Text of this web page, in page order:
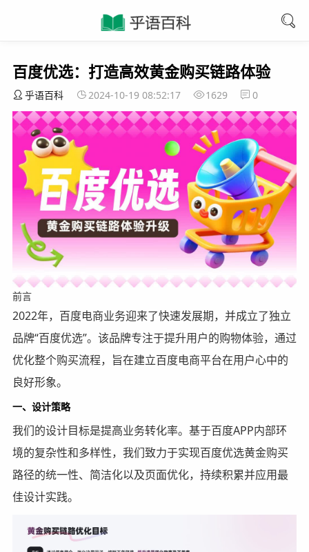
百度优选：打造高效黄金购买链路体验
乎语百科 2024-10-19 08:52:17 1629 0
前言
2022年，百度电商业务迎来了快速发展期，并成立了独立
品牌“百度优选”。该品牌专注于提升用户的购物体验，通过
优化整个购买流程，旨在建立百度电商平台在用户心中的
良好形象。
一、设计策略
我们的设计目标是提高业务转化率。基于百度APP内部环
境的复杂性和多样性，我们致力于实现百度优选黄金购买
路径的统一性、简洁化以及页面优化，持续积累并应用最
佳设计实践。